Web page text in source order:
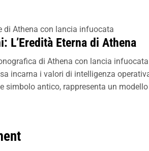
L’Eredità Eterna di Athena
di Athena con lancia
incarna i valori di intelligenza
simbolo antico, rappresenta un